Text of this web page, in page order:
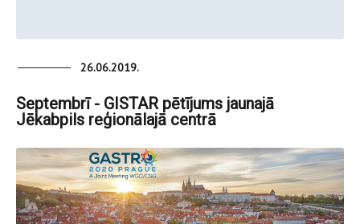
26.06.2019.
Septembrī - GISTAR pētījums jaunajā
Jēkabpils reģionālajā centrā